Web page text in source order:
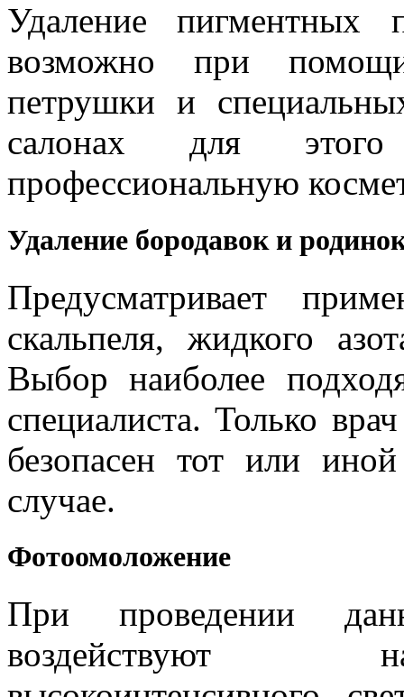
Удаление пигментных
возможно при
петрушки и
салонах для
профессиональную
Удаление бородавок и
Предусматривает
скальпеля, жидкого
Выбор наиболее
специалиста. Только
безопасен тот или
случае.
Фотоомоложение
При проведении
воздействуют